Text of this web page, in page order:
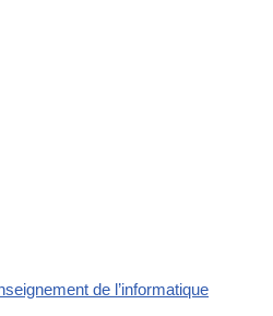
de l’informatique